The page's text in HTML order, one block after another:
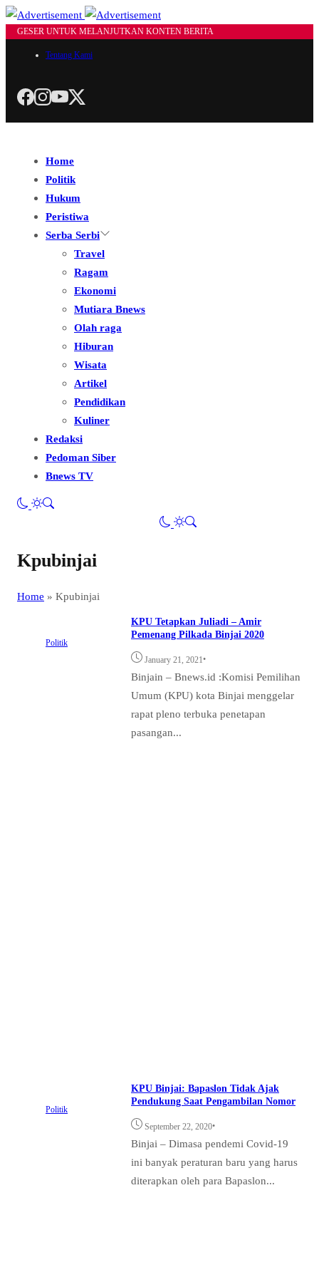
GESER UNTUK MELANJUTKAN KONTEN BERITA
Tentang Kami
Home
Politik
Hukum
Peristiwa
Serba Serbi
Travel
Ragam
Ekonomi
Mutiara Bnews
Olah raga
Hiburan
Wisata
Artikel
Pendidikan
Kuliner
Redaksi
Pedoman Siber
Bnews TV
Kpubinjai
Home » Kpubinjai
Politik
KPU Tetapkan Juliadi – Amir
Pemenang Pilkada Binjai 2020
January 21, 2021•
Binjain – Bnews.id :Komisi Pemilihan
Umum (KPU) kota Binjai menggelar
rapat pleno terbuka penetapan
pasangan...
Politik
KPU Binjai: Bapaslon Tidak Ajak
Pendukung Saat Pengambilan Nomor
September 22, 2020•
Binjai – Dimasa pendemi Covid-19
ini banyak peraturan baru yang harus
diterapkan oleh para Bapaslon...